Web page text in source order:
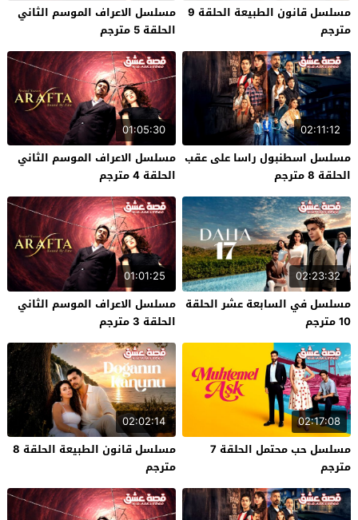
مسلسل قانون الطبيعة الحلقة 9
مترجم
مسلسل الاعراف الموسم الثاني
الحلقة 5 مترجم
02:11:12
مسلسل اسطنبول راسا على عقب
الحلقة 8 مترجم
01:05:30
مسلسل الاعراف الموسم الثاني
الحلقة 4 مترجم
02:23:32
مسلسل في السابعة عشر الحلقة
10 مترجم
01:01:25
مسلسل الاعراف الموسم الثاني
الحلقة 3 مترجم
02:17:08
مسلسل حب محتمل الحلقة 7
مترجم
02:02:14
مسلسل قانون الطبيعة الحلقة 8
مترجم